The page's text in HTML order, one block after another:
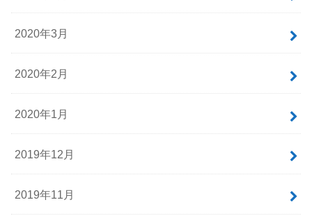
2020年3月
2020年2月
2020年1月
2019年12月
2019年11月